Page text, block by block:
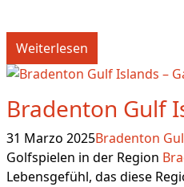
Weiterlesen
Bradenton Gulf
31 Marzo 2025Bradenton
Golfspielen in der Region
Lebensgefühl, das diese